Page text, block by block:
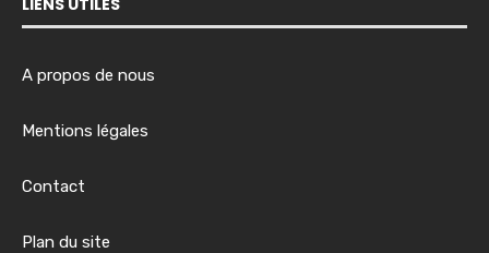
A propos de nous
Mentions légales
Contact
Plan du site